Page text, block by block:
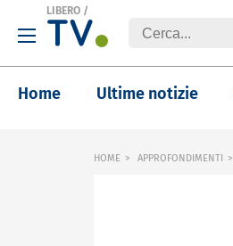
LIBERO /
Home Ultime notizie
HOME APPROFONDIMENTI